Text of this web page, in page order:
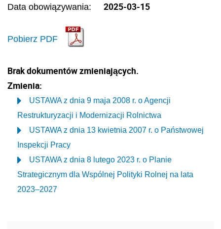
Data obowiązywania: 2025-03-15
Pobierz PDF
Brak dokumentów zmieniających.
Zmienia:
USTAWA z dnia 9 maja 2008 r. o Agencji
Restrukturyzacji i Modernizacji Rolnictwa
USTAWA z dnia 13 kwietnia 2007 r. o Państwowej
Inspekcji Pracy
USTAWA z dnia 8 lutego 2023 r. o Planie
Strategicznym dla Wspólnej Polityki Rolnej na lata
2023–2027